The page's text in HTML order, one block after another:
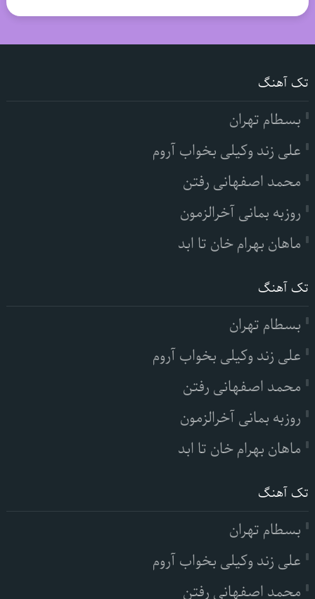
تک آهنگ
بسطام تهران
علی زند وکیلی بخواب آروم
محمد اصفهانی رفتن
روزبه بمانی آخرالزمون
ماهان بهرام خان تا ابد
تک آهنگ
بسطام تهران
علی زند وکیلی بخواب آروم
محمد اصفهانی رفتن
روزبه بمانی آخرالزمون
ماهان بهرام خان تا ابد
تک آهنگ
بسطام تهران
علی زند وکیلی بخواب آروم
محمد اصفهانی رفتن